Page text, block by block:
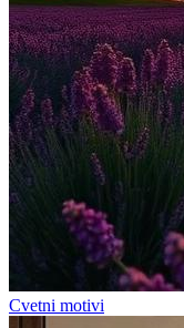
Cvetni motivi